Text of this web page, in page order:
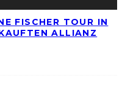
FISCHER TOUR IN
ALLIANZ